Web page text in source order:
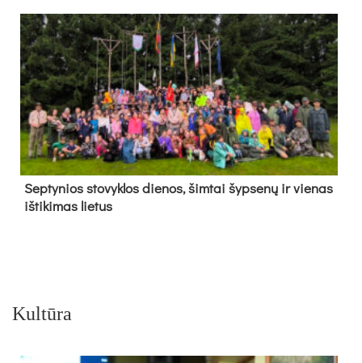
Sep­ty­nios sto­vyk­los die­nos, šim­tai šyp­se­nų ir vie­nas
iš­ti­ki­mas lie­tus
Kultūra